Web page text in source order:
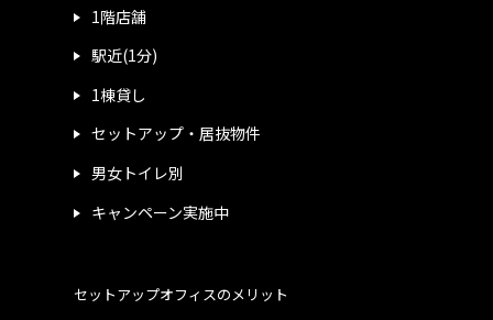
1階店舗
駅近(1分)
1棟貸し
セットアップ・居抜物件
男女トイレ別
キャンペーン実施中
セットアップオフィスのメリット